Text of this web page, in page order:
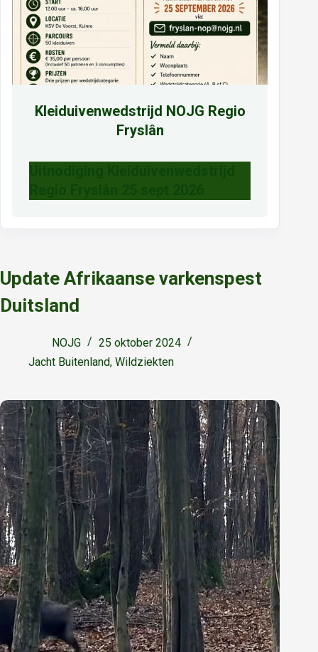
Update Afrikaanse varkenspest
Duitsland
NOJG
25 oktober 2024
Jacht Buitenland, Wildziekten
Kleiduivenwedstrijd NOJG Regio
Fryslân